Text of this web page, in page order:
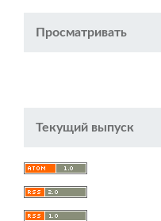
Просматривать
Текущий выпуск